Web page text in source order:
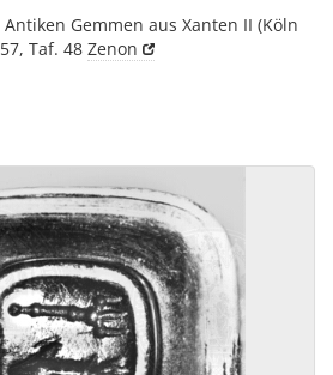
Gemmen aus Xanten II (Köln
Taf. 48 Zenon